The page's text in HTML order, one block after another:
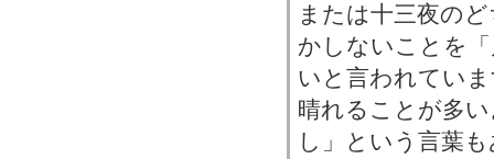
または十三夜の
かしないことを
いと言われてい
晴れることが多
し」という言葉